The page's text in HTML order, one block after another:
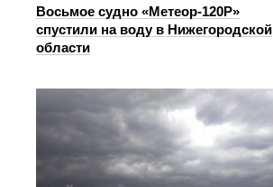
Восьмое судно «Метеор-120Р»
спустили на воду в Нижегородской
области